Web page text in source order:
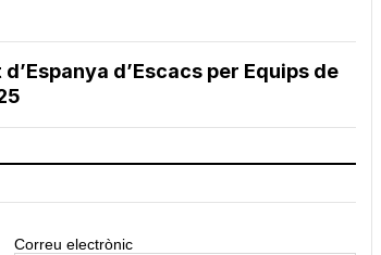
d’Escacs per Equips de
Correu electrònic